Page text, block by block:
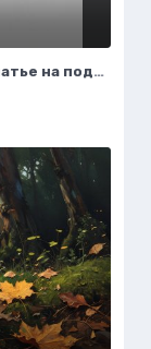
Роскошный образ: бимбо в вечернем платье на подиуме. Генерация из нейронной сети Flux 1